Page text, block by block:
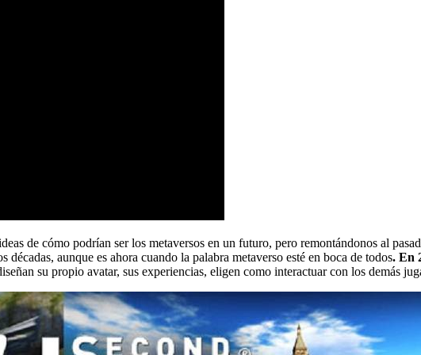
de cómo podrían ser los metaversos en un futuro, pero remontándonos al
aunque es ahora cuando la palabra metaverso esté en boca de todos. En
su propio avatar, sus experiencias, eligen como interactuar con los demás